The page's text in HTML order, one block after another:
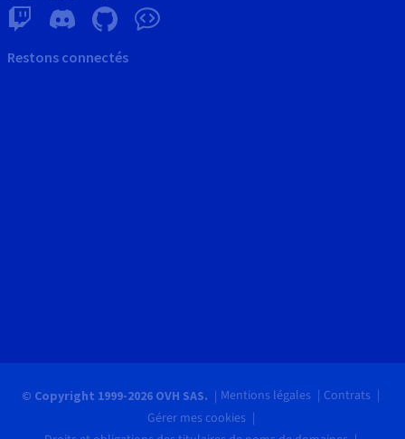
Restons connectés
© Copyright 1999-2026 OVH SAS. Mentions légales
Contrats
Gérer mes cookies